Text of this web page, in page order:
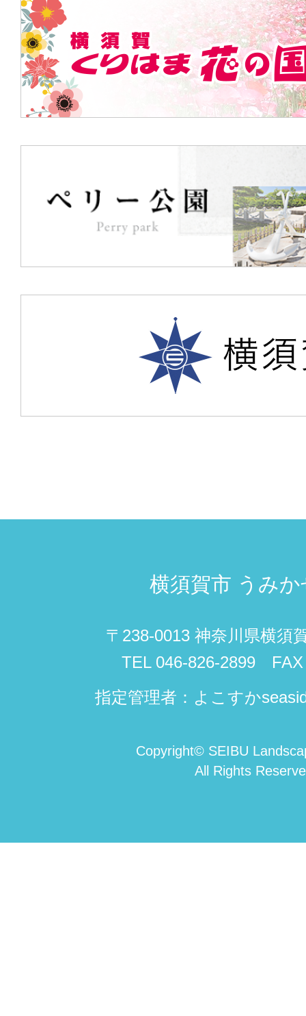
横須賀市 うみ
〒238-0013 神奈川県横須
TEL 046-826-2899 FAX
指定管理者：よこすか
Copyright©SEIBU
All Rights